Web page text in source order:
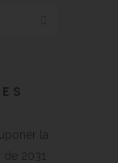
la
de 2031